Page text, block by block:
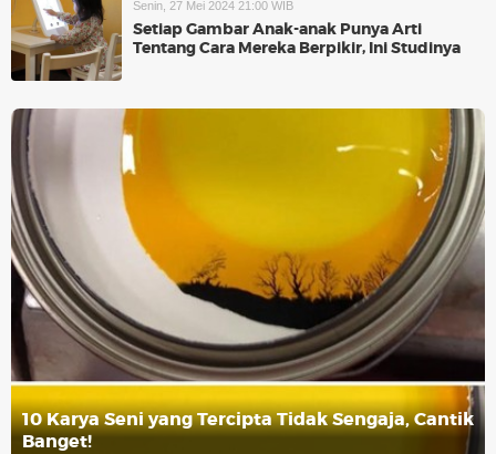
Senin, 27 Mei 2024 21:00 WIB
Setiap Gambar Anak-anak Punya Arti
Tentang Cara Mereka Berpikir, Ini Studinya
10 Karya Seni yang Tercipta Tidak Sengaja, Cantik
Banget!